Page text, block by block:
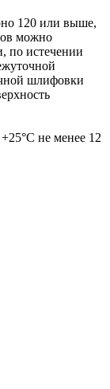
120 или выше,
можно
по истечении
шлифовки
не менее 12